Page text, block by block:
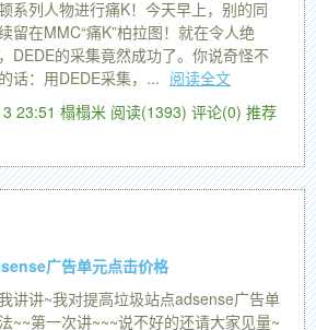
系列人物进行痛K！今天早上，别的同
留在MMC“痛K”柏拉图！就在令人绝
DEDE的采集竟然成功了。你说奇怪不
话：用DEDE采集，... 阅读全文
23:51 榻榻米 阅读(1393) 评论(0) 推荐
广告单元点击价格
讲讲~我对提高垃圾站点adsense广告单
~~第一次讲~~~说不好的还请大家见量~